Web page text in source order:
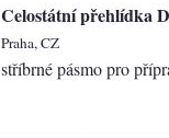
Celostátní přehlídka
Praha, CZ
stříbrné pásmo pro